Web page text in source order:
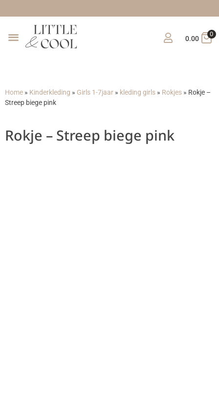
0.00
0
Home » Kinderkleding » Girls 1-7jaar » kleding girls » Rokjes » Rokje –
Streep biege pink
Rokje – Streep biege pink